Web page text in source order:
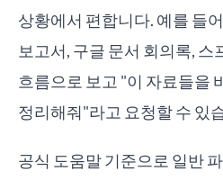
상황에서 편합니다. 예를 들
보고서, 구글 문서 회의록,
흐름으로 보고 "이 자료들을
정리해줘"라고 요청할 수 있
공식 도움말 기준으로 일반